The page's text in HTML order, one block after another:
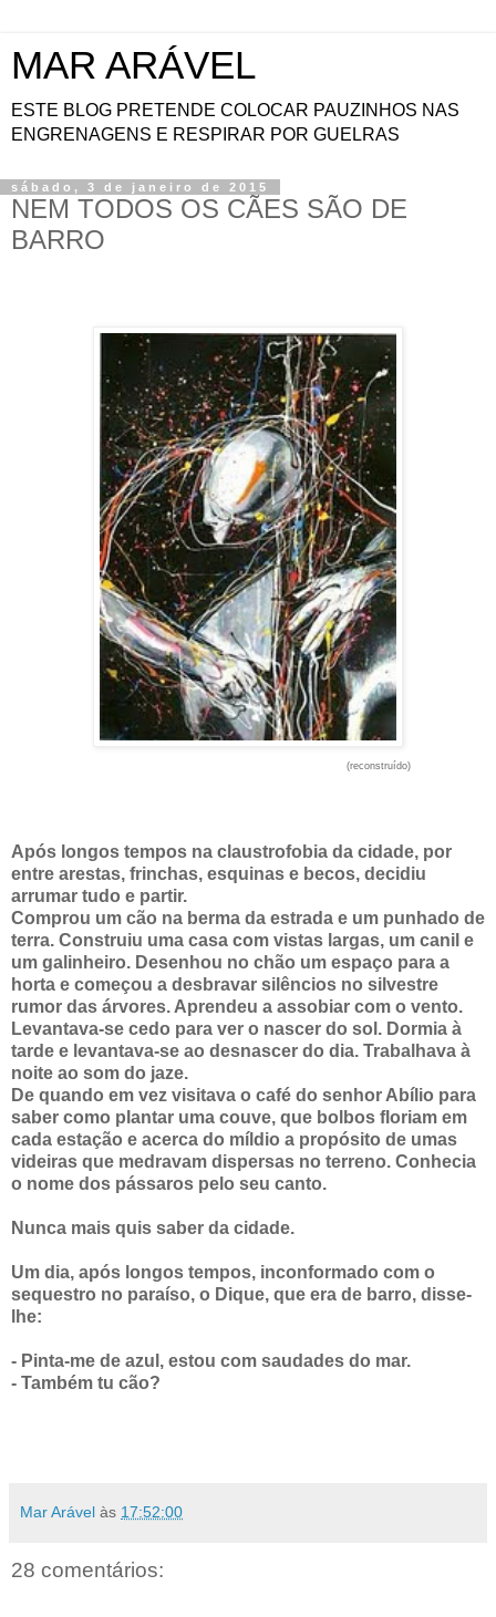
MAR ARÁVEL
ESTE BLOG PRETENDE COLOCAR PAUZINHOS NAS
ENGRENAGENS E RESPIRAR POR GUELRAS
sábado, 3 de janeiro de 2015
NEM TODOS OS CÃES SÃO DE
BARRO
(reconstruído)
Após longos tempos na claustrofobia da cidade, por
entre arestas, frinchas, esquinas e becos, decidiu
arrumar tudo e partir.
Comprou um cão na berma da estrada e um punhado de
terra. Construiu uma casa com vistas largas, um canil e
um galinheiro. Desenhou no chão um espaço para a
horta e começou a desbravar silêncios no silvestre
rumor das árvores. Aprendeu a assobiar com o vento.
Levantava-se cedo para ver o nascer do sol. Dormia à
tarde e levantava-se ao desnascer do dia. Trabalhava à
noite ao som do jaze.
De quando em vez visitava o café do senhor Abílio para
saber como plantar uma couve, que bolbos floriam em
cada estação e acerca do míldio a propósito de umas
videiras que medravam dispersas no terreno. Conhecia
o nome dos pássaros pelo seu canto.
Nunca mais quis saber da cidade.
Um dia, após longos tempos, inconformado com o
sequestro no paraíso, o Dique, que era de barro, disse-
lhe:
- Pinta-me de azul, estou com saudades do mar.
- Também tu cão?
Mar Arável às 17:52:00
28 comentários: